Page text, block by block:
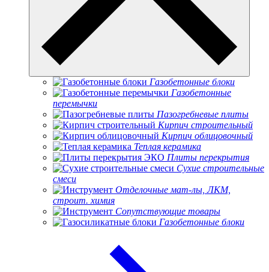
Газобетонные блоки
Газобетонные
перемычки
Пазогребневые плиты
Кирпич строительный
Кирпич облицовочный
Теплая керамика
Плиты перекрытия
Сухие строительные
смеси
Отделочные мат-лы, ЛКМ,
строит. химия
Сопутствующие товары
Газобетонные блоки